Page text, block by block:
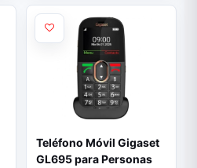
Teléfono Móvil Gigaset
GL695 para Personas